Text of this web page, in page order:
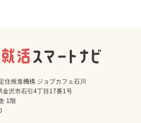
ン 会員登録
住推進機構 ジョブカフェ石川
金沢市石引4丁目17番1号
1階